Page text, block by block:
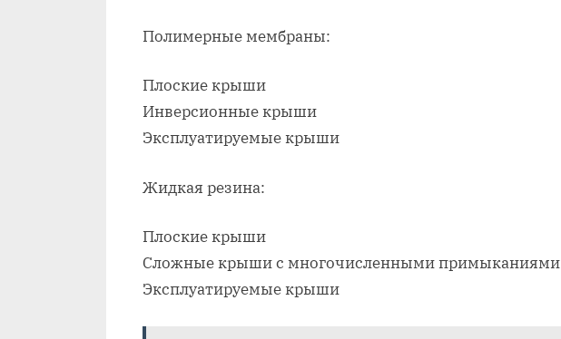
Полимерные мембраны:
Плоские крыши
Инверсионные крыши
Эксплуатируемые крыши
Жидкая резина:
Плоские крыши
Сложные крыши с многочисленными примыканиями
Эксплуатируемые крыши